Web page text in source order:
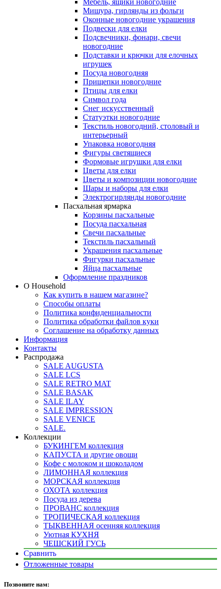
Мебель, ящики новогодние
Мишура, гирлянды из фольги
Оконные новогодние украшения
Подвески для елки
Подсвечники, фонари, свечи
новогодние
Подставки и крючки для елочных
игрушек
Посуда новогодняя
Прищепки новогодние
Птицы для елки
Символ года
Снег искусственный
Статуэтки новогодние
Текстиль новогодний, столовый и
интерьерный
Упаковка новогодняя
Фигуры светящиеся
Формовые игрушки для елки
Цветы для елки
Цветы и композиции новогодние
Шары и наборы для елки
Электрогирлянды новогодние
Пасхальная ярмарка
Корзины пасхальные
Посуда пасхальная
Свечи пасхальные
Текстиль пасхальный
Украшения пасхальные
Фигурки пасхальные
Яйца пасхальные
Оформление праздников
О Household
Как купить в нашем магазине?
Способы оплаты
Политика конфиденциальности
Политика обработки файлов куки
Соглашение на обработку данных
Информация
Контакты
Распродажа
SALE AUGUSTA
SALE LCS
SALE RETRO MAT
SALE BASAK
SALE ILAY
SALE IMPRESSION
SALE VENICE
SALE.
Коллекции
БУКИНГЕМ коллекция
КАПУСТА и другие овощи
Кофе с молоком и шоколадом
ЛИМОННАЯ коллекция
МОРСКАЯ коллекция
ОХОТА коллекция
Посуда из дерева
ПРОВАНС коллекция
ТРОПИЧЕСКАЯ коллекция
ТЫКВЕННАЯ осенняя коллекция
Уютная КУХНЯ
ЧЕШСКИЙ ГУСЬ
Сравнить
Отложенные товары
Позвоните нам: